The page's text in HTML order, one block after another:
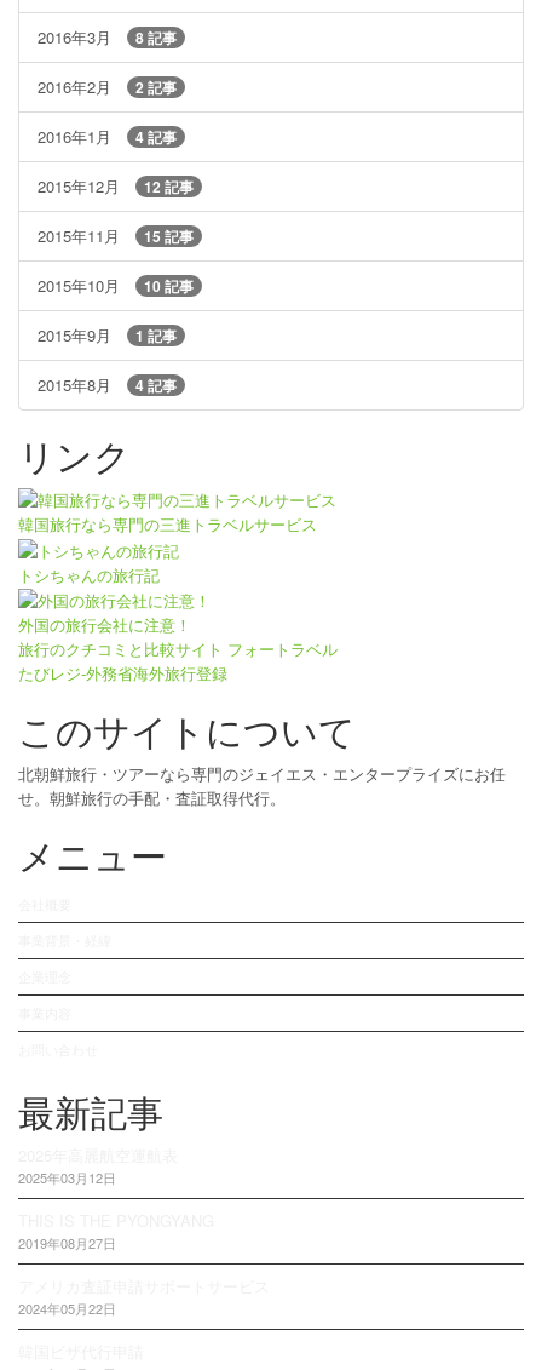
2016年3月 8 記事
2016年2月 2 記事
2016年1月 4 記事
2015年12月 12 記事
2015年11月 15 記事
2015年10月 10 記事
2015年9月 1 記事
2015年8月 4 記事
リンク
韓国旅行なら専門の三進トラベルサービス
トシちゃんの旅行記
外国の旅行会社に注意！
旅行のクチコミと比較サイト フォートラベル
たびレジ-外務省海外旅行登録
このサイトについて
北朝鮮旅行・ツアーなら専門のジェイエス・エンタープライズにお任
せ。朝鮮旅行の手配・査証取得代行。
メニュー
最新記事
2025年03月12日
2019年08月27日
2024年05月22日